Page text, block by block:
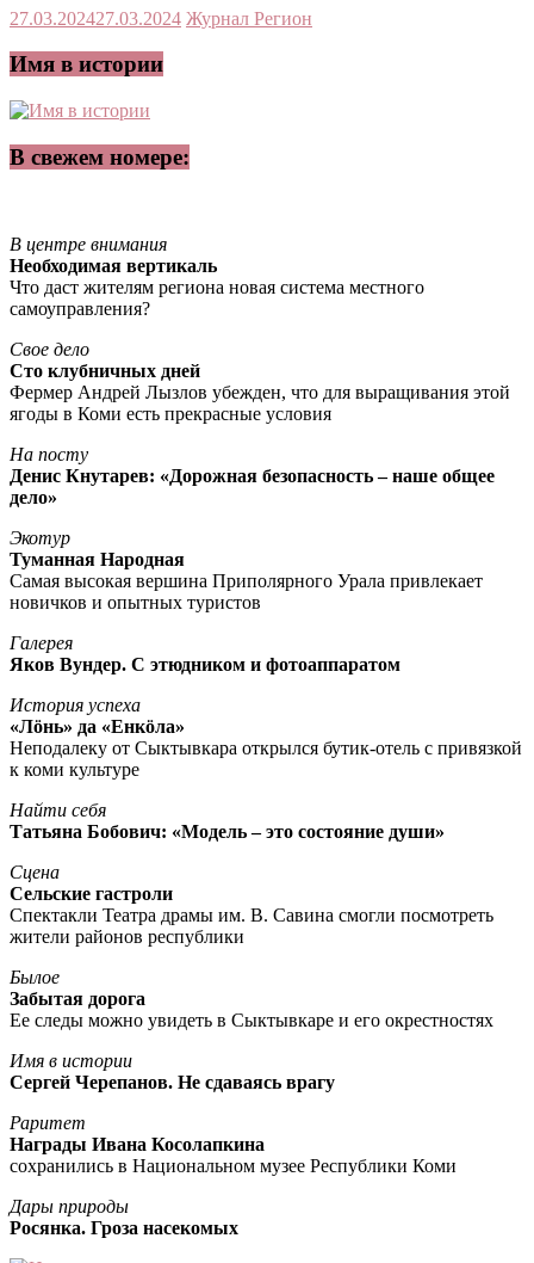
27.03.202427.03.2024 Журнал Регион
Имя в истории
В свежем номере:
В центре внимания
Необходимая вертикаль
Что даст жителям региона новая система местного
самоуправления?
Свое дело
Сто клубничных дней
Фермер Андрей Лызлов убежден, что для выращивания этой
ягоды в Коми есть прекрасные условия
На посту
Денис Кнутарев: «Дорожная безопасность – наше общее
дело»
Экотур
Туманная Народная
Самая высокая вершина Приполярного Урала привлекает
новичков и опытных туристов
Галерея
Яков Вундер. С этюдником и фотоаппаратом
История успеха
«Лöнь» да «Енкöла»
Неподалеку от Сыктывкара открылся бутик-отель с привязкой
к коми культуре
Найти себя
Татьяна Бобович: «Модель – это состояние души»
Сцена
Сельские гастроли
Спектакли Театра драмы им. В. Савина смогли посмотреть
жители районов республики
Былое
Забытая дорога
Ее следы можно увидеть в Сыктывкаре и его окрестностях
Имя в истории
Сергей Черепанов. Не сдаваясь врагу
Раритет
Награды Ивана Косолапкина
сохранились в Национальном музее Республики Коми
Дары природы
Росянка. Гроза насекомых